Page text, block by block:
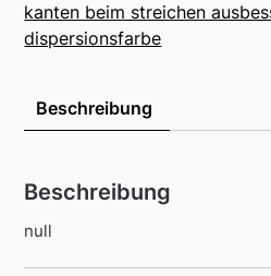
kanten beim streichen
dispersionsfarbe
Beschreibung
Beschreibung
null